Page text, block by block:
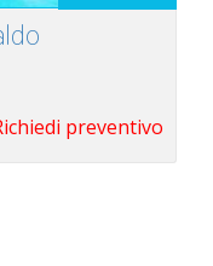
preventivo